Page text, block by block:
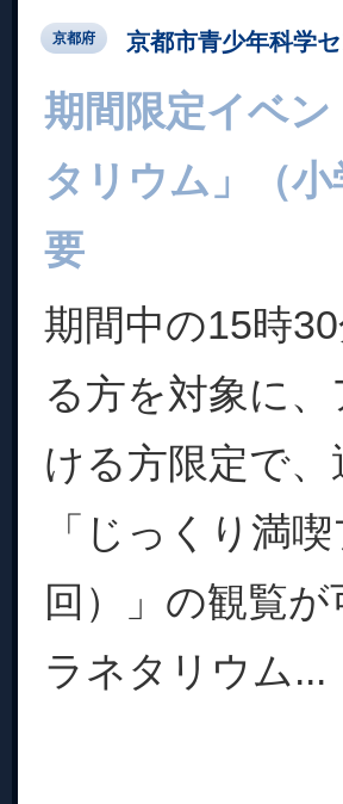
京都府 京都市青少年科学
期間限定イベ
タリウム」（
要
期間中の15時
る方を対象に
ける方限定で
「じっくり満
回）」の観覧
ラネタリウム...